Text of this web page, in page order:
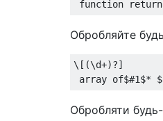
Обробляйте
\[(\d+)?]
Обробляти